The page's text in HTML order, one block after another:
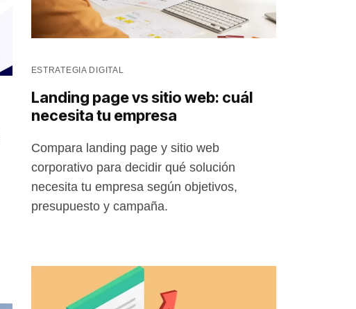
ESTRATEGIA DIGITAL
Landing page vs sitio web: cuál
necesita tu empresa
Compara landing page y sitio web
corporativo para decidir qué solución
necesita tu empresa según objetivos,
presupuesto y campaña.